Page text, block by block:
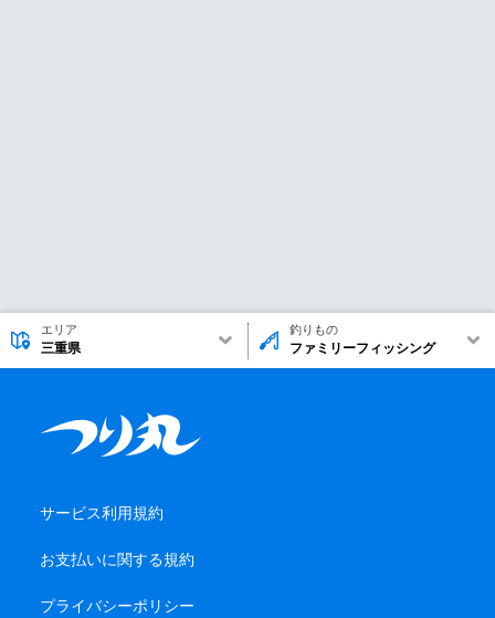
エリア
三重県
釣りもの
ファミリーフィッシング
サービス利用規約
お支払いに関する規約
プライバシーポリシー